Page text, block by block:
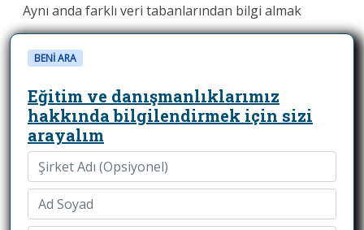
Aynı anda farklı veri tabanlarından bilgi almak
BENİ ARA
Eğitim ve danışmanlıklarımız
hakkında bilgilendirmek için sizi
arayalım